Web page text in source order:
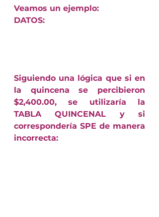
Veamos un ejemplo:
DATOS:
Siguiendo una lógica que si en
la quincena se percibieron
$2,400.00, se utilizaría la
TABLA QUINCENAL y si
correspondería SPE de manera
incorrecta: